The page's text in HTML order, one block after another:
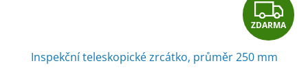
Z
D
ZDARMA
Inspekční teleskopické zrcátko, průměr 250 mm